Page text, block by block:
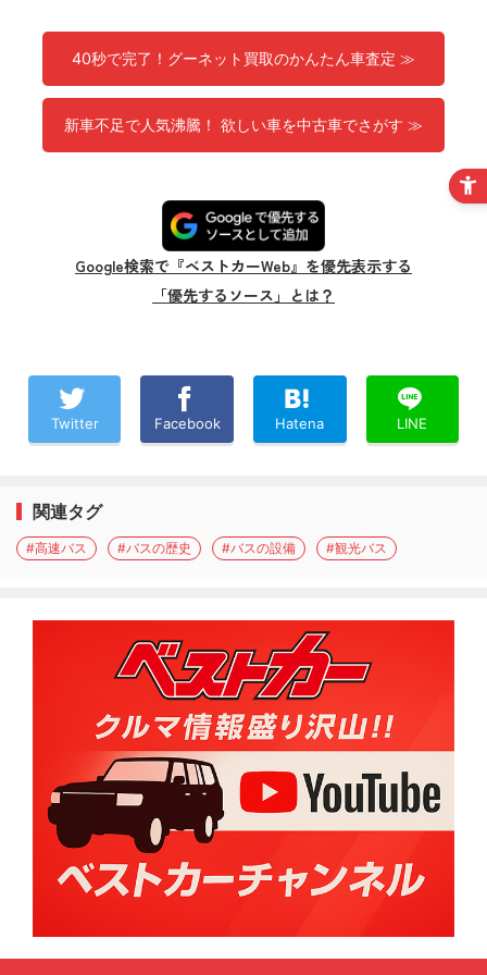
40秒で完了！グーネット買取のかんたん車査定 ≫
新車不足で人気沸騰！ 欲しい車を中古車でさがす ≫
Google検索で『ベストカーWeb』を優先表示する
「優先するソース」とは？
Twitter Facebook Hatena LINE
関連タグ
#高速バス #バスの歴史 #バスの設備 #観光バス